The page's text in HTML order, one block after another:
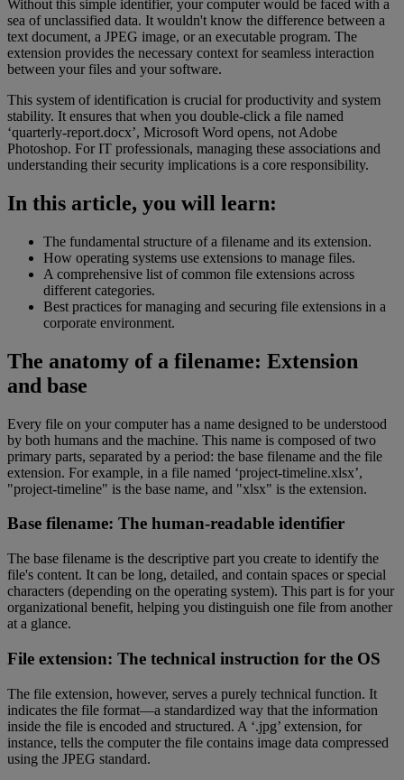
Without this simple identifier, your computer would be faced with a
sea of unclassified data. It wouldn't know the difference between a
text document, a JPEG image, or an executable program. The
extension provides the necessary context for seamless interaction
between your files and your software.
This system of identification is crucial for productivity and system
stability. It ensures that when you double-click a file named
‘quarterly-report.docx’, Microsoft Word opens, not Adobe
Photoshop. For IT professionals, managing these associations and
understanding their security implications is a core responsibility.
In this article, you will learn:
The fundamental structure of a filename and its extension.
How operating systems use extensions to manage files.
A comprehensive list of common file extensions across
different categories.
Best practices for managing and securing file extensions in a
corporate environment.
The anatomy of a filename: Extension
and base
Every file on your computer has a name designed to be understood
by both humans and the machine. This name is composed of two
primary parts, separated by a period: the base filename and the file
extension. For example, in a file named ‘project-timeline.xlsx’,
"project-timeline" is the base name, and "xlsx" is the extension.
Base filename: The human-readable identifier
The base filename is the descriptive part you create to identify the
file's content. It can be long, detailed, and contain spaces or special
characters (depending on the operating system). This part is for your
organizational benefit, helping you distinguish one file from another
at a glance.
File extension: The technical instruction for the OS
The file extension, however, serves a purely technical function. It
indicates the file format—a standardized way that the information
inside the file is encoded and structured. A ‘.jpg’ extension, for
instance, tells the computer the file contains image data compressed
using the JPEG standard.